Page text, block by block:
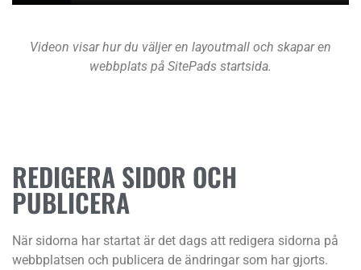
Videon visar hur du väljer en layoutmall och skapar en
webbplats på SitePads startsida.
REDIGERA SIDOR OCH
PUBLICERA
När sidorna har startat är det dags att redigera sidorna på
webbplatsen och publicera de ändringar som har gjorts.